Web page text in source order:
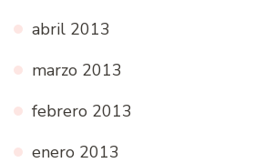
abril 2013
marzo 2013
febrero 2013
enero 2013